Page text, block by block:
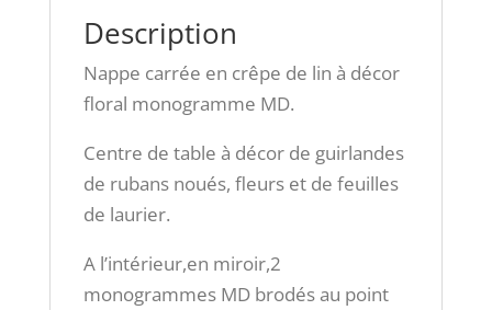
Description
Nappe carrée en crêpe de lin à décor
floral monogramme MD.
Centre de table à décor de guirlandes
de rubans noués, fleurs et de feuilles
de laurier.
A l’intérieur,en miroir,2
monogrammes MD brodés au point